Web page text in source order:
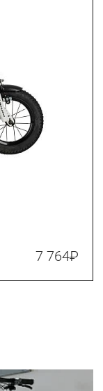
7 764₽